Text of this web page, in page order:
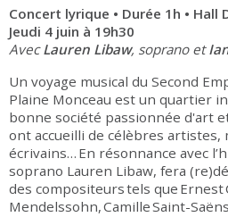
Concert lyrique • Durée 1h • Hall
Jeudi 4 juin à 19h30
AvecLauren Libaw, soprano et
Un voyage musical du Second
Plaine Monceau est un quartier
bonne société passionnée d'art
ont accueilli de célèbres artistes,
écrivains… En résonnance avec
soprano Lauren Libaw, fera
des compositeurs tels que Ernest
Mendelssohn, Camille Saint-